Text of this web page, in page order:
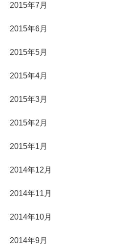
2015年7月
2015年6月
2015年5月
2015年4月
2015年3月
2015年2月
2015年1月
2014年12月
2014年11月
2014年10月
2014年9月